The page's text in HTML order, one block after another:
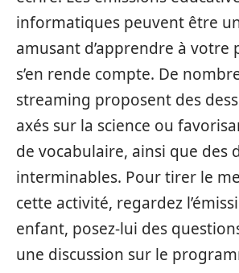
informatiques peuvent être
amusant d’apprendre à votre
s’en rende compte. De
streaming proposent des
axés sur la science ou
de vocabulaire, ainsi que des
interminables. Pour tirer le
cette activité, regardez
enfant, posez-lui des
une discussion sur le